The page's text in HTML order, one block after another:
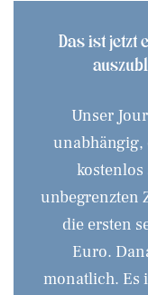
Das ist jetzt
Unser
unabhängig,
kostenlos
unbegrenzten
die ersten
Euro.
monatlich. Es